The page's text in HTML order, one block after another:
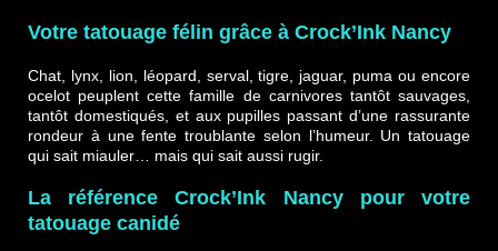
Votre tatouage félin grâce à Crock’Ink Nancy
Chat, lynx, lion, léopard, serval, tigre, jaguar, puma ou encore
ocelot peuplent cette famille de carnivores tantôt sauvages,
tantôt domestiqués, et aux pupilles passant d’une rassurante
rondeur à une fente troublante selon l’humeur. Un tatouage
qui sait miauler… mais qui sait aussi rugir.
La référence Crock’Ink Nancy pour votre
tatouage canidé